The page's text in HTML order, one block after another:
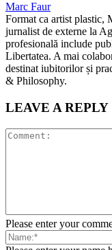
Marc Faur
Format ca artist plastic,
jurnalist de externe la
profesională include
Libertatea. A mai
destinat iubitorilor și
& Philosophy.
LEAVE A REPLY
Please enter your